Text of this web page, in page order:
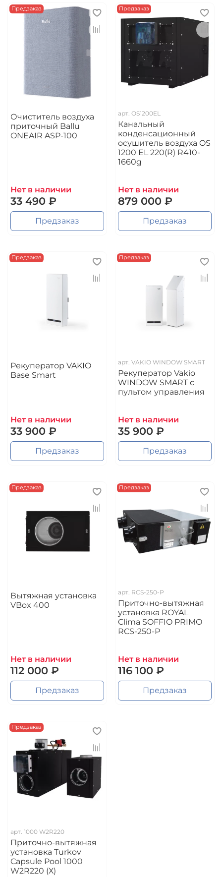
Предзаказ
Очиститель воздуха
приточный Ballu
ONEAIR ASP-100
Нет в наличии
33 490 ₽
Предзаказ
Предзаказ
арт. OS1200EL
Канальный
конденсационный
осушитель воздуха OS
1200 EL 220(R) R410-
1660g
Нет в наличии
879 000 ₽
Предзаказ
Предзаказ
Рекуператор VAKIO
Base Smart
Нет в наличии
33 900 ₽
Предзаказ
Предзаказ
арт. VAKIO WINDOW SMART
Рекуператор Vakio
WINDOW SMART с
пультом управления
Нет в наличии
35 900 ₽
Предзаказ
Предзаказ
Вытяжная установка
VBox 400
Нет в наличии
112 000 ₽
Предзаказ
Предзаказ
арт. RCS-250-Р
Приточно-вытяжная
установка ROYAL
Clima SOFFIO PRIMO
RCS-250-Р
Нет в наличии
116 100 ₽
Предзаказ
Предзаказ
арт. 1000 W2R220
Приточно-вытяжная
установка Turkov
Capsule Pool 1000
W2R220 (Х)